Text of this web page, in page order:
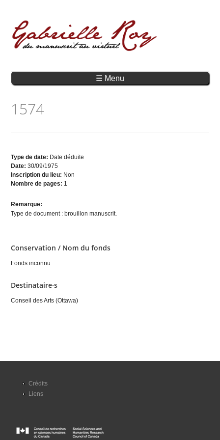
☰ Menu
1574
Type de date: Date déduite
Date:30/09/1975
Inscription du lieu: Non
Nombre de pages: 1
Remarque:
Type de document : brouillon manuscrit.
Conservation / Nom du fonds
Fonds inconnu
Destinataire·s
Conseil des Arts (Ottawa)
Crédits
Liens